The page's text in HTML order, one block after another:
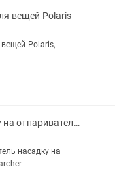
вещей Polaris
Polaris,
Продам насадку на отпариватель Kercher
насадку на